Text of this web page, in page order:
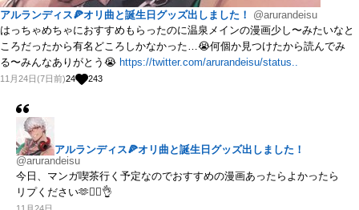
アルランディス🍕オリ曲と誕生日グッズ出しました！
@arurandeisu
はっちゃめちゃにおすすめもらったのに温泉メインの漫画少し〜みたいなと
ころだったから有名どころしかなかった…😭何個か見つけたから読んでみ
る〜みんなありがとう😭 https://twitter.com/arurandeisu/status..
11月24日(7日前)24 243
アルランディス🍕オリ曲と誕生日グッズ出しました！
@arurandeisu
今日、マンガ喫茶行く予定なのでおすすめの漫画あったらよかったら
リプください🫶💁‍♂️👌